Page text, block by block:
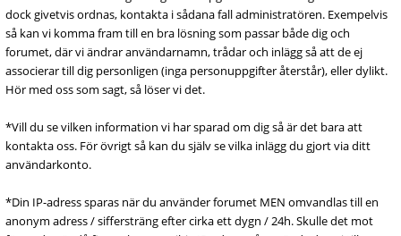
dock givetvis ordnas, kontakta i sådana fall administratören. Exempelvis
så kan vi komma fram till en bra lösning som passar både dig och
forumet, där vi ändrar användarnamn, trådar och inlägg så att de ej
associerar till dig personligen (inga personuppgifter återstår), eller dylikt.
Hör med oss som sagt, så löser vi det.
*Vill du se vilken information vi har sparad om dig så är det bara att
kontakta oss. För övrigt så kan du själv se vilka inlägg du gjort via ditt
användarkonto.
*Din IP-adress sparas när du använder forumet MEN omvandlas till en
anonym adress / siffersträng efter cirka ett dygn / 24h. Skulle det mot